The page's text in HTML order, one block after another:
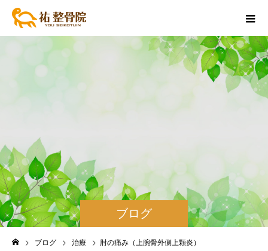
ブログ
ブログ 治療 肘の痛み（上腕骨外側上顆炎）